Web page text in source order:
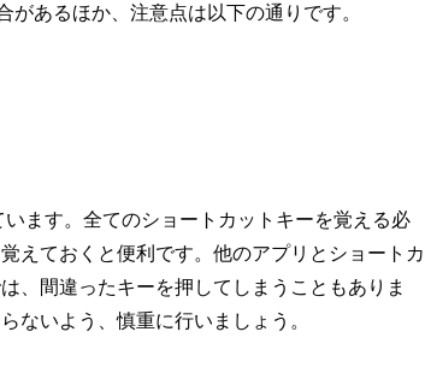
あるほか、注意点は以下の通りです。
ます。全てのショートカットキーを覚える必
えておくと便利です。他のアプリとショートカ
、間違ったキーを押してしまうこともありま
ないよう、慎重に行いましょう。